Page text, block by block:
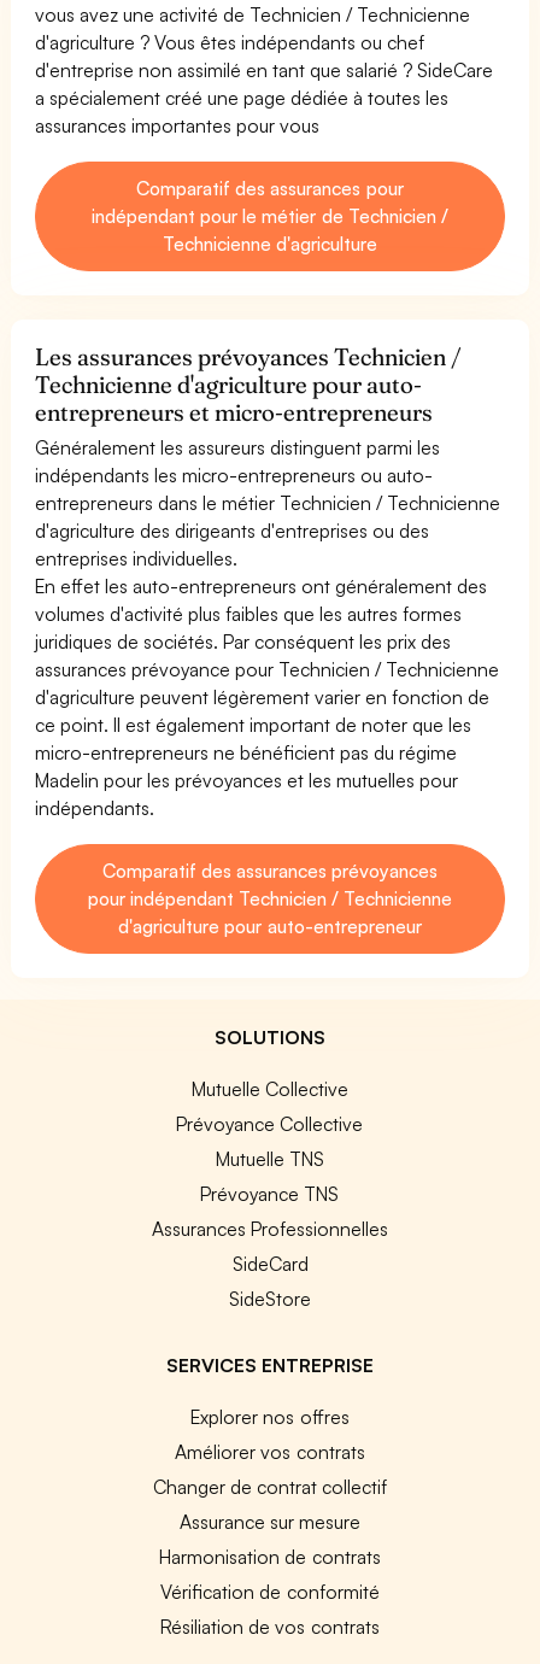
vous avez une activité de Technicien / Technicienne
d'agriculture ? Vous êtes indépendants ou chef
d'entreprise non assimilé en tant que salarié ? SideCare
a spécialement créé une page dédiée à toutes les
assurances importantes pour vous
Comparatif des assurances pour
indépendant pour le métier de Technicien /
Technicienne d'agriculture
Les assurances prévoyances Technicien /
Technicienne d'agriculture pour auto-
entrepreneurs et micro-entrepreneurs
Généralement les assureurs distinguent parmi les
indépendants les micro-entrepreneurs ou auto-
entrepreneurs dans le métier Technicien / Technicienne
d'agriculture des dirigeants d'entreprises ou des
entreprises individuelles.
En effet les auto-entrepreneurs ont généralement des
volumes d'activité plus faibles que les autres formes
juridiques de sociétés. Par conséquent les prix des
assurances prévoyance pour Technicien / Technicienne
d'agriculture peuvent légèrement varier en fonction de
ce point. Il est également important de noter que les
micro-entrepreneurs ne bénéficient pas du régime
Madelin pour les prévoyances et les mutuelles pour
indépendants.
Comparatif des assurances prévoyances
pour indépendant Technicien / Technicienne
d'agriculture pour auto-entrepreneur
SOLUTIONS
Mutuelle Collective
Prévoyance Collective
Mutuelle TNS
Prévoyance TNS
Assurances Professionnelles
SideCard
SideStore
SERVICES ENTREPRISE
Explorer nos offres
Améliorer vos contrats
Changer de contrat collectif
Assurance sur mesure
Harmonisation de contrats
Vérification de conformité
Résiliation de vos contrats